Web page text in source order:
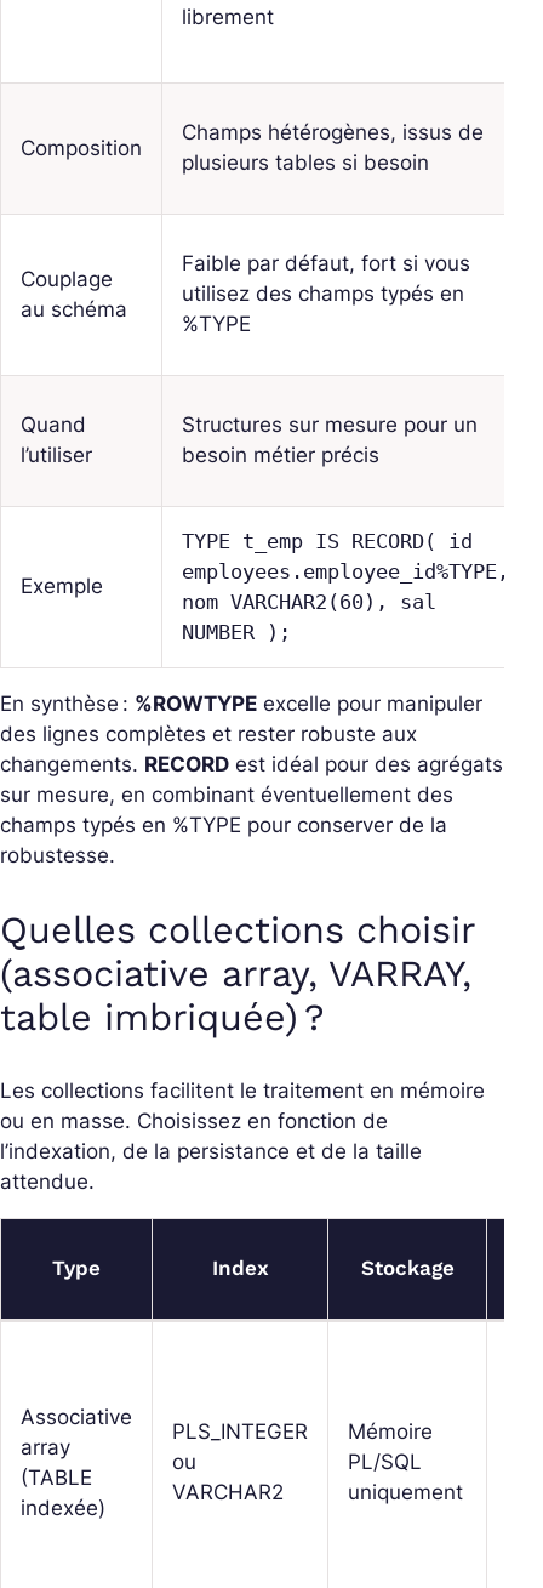
librement
Composition
Champs hétérogènes, issus de
plusieurs tables si besoin
Couplage
au schéma
Faible par défaut, fort si vous
utilisez des champs typés en
%TYPE
Quand
l’utiliser
Structures sur mesure pour un
besoin métier précis
Exemple
TYPE t_emp IS RECORD( id
employees.employee_id%TYPE,
nom VARCHAR2(60), sal
NUMBER );
En synthèse : %ROWTYPE excelle pour manipuler
des lignes complètes et rester robuste aux
changements. RECORD est idéal pour des agrégats
sur mesure, en combinant éventuellement des
champs typés en %TYPE pour conserver de la
robustesse.
Quelles collections choisir
(associative array, VARRAY,
table imbriquée) ?
Les collections facilitent le traitement en mémoire
ou en masse. Choisissez en fonction de
l’indexation, de la persistance et de la taille
attendue.
Type Index Stockage
Associative
array
(TABLE
indexée)
PLS_INTEGER
ou
VARCHAR2
Mémoire
PL/SQL
uniquement